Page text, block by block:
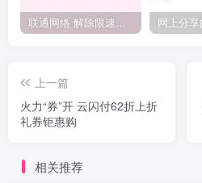
联通网络 解除限速方法参考！畅享、畅玩、老白干等及其它地区自测了
上一篇
火力“券”开 云闪付62折上折
礼券钜惠购
相关推荐